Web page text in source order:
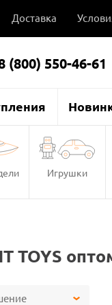
Доставка
(800) 550-46-61
Игрушки
TOYS